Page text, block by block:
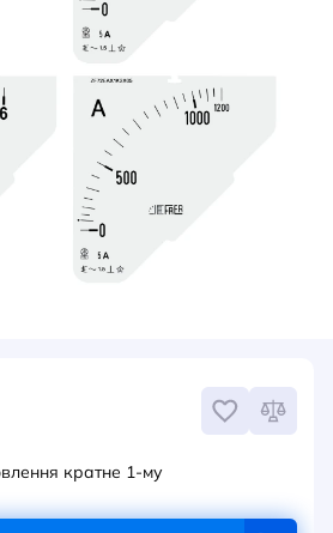
ТА СТРУМОПРОВОДІВ
кратне 1-му